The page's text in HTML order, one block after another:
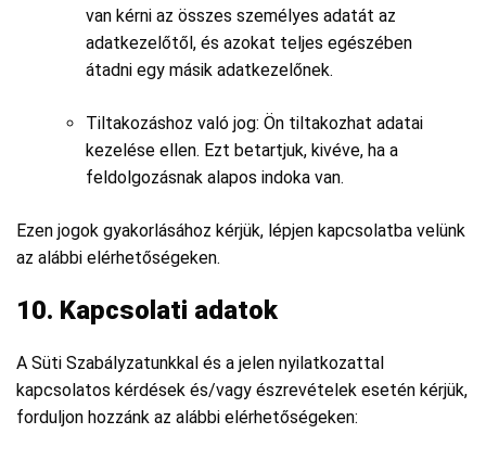
van kérni az összes személyes adatát az
adatkezelőtől, és azokat teljes egészében
átadni egy másik adatkezelőnek.
Tiltakozáshoz való jog: Ön tiltakozhat adatai
kezelése ellen. Ezt betartjuk, kivéve, ha a
feldolgozásnak alapos indoka van.
Ezen jogok gyakorlásához kérjük, lépjen kapcsolatba velünk
az alábbi elérhetőségeken.
10. Kapcsolati adatok
A Süti Szabályzatunkkal és a jelen nyilatkozattal
kapcsolatos kérdések és/vagy észrevételek esetén kérjük,
forduljon hozzánk az alábbi elérhetőségeken: